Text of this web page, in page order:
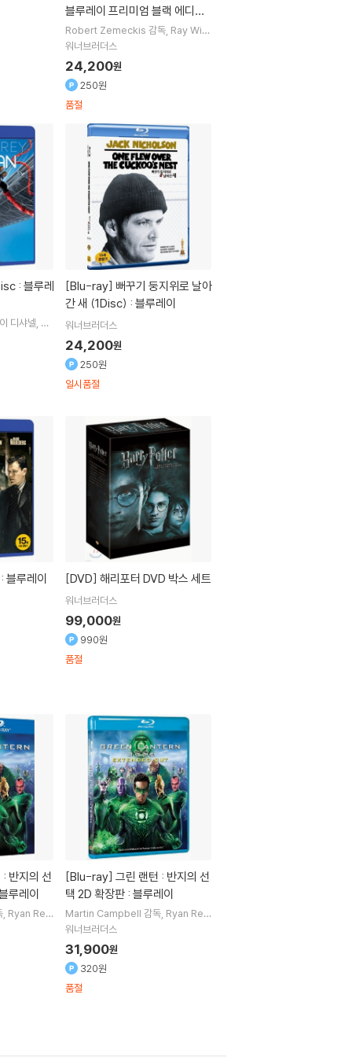
블루레이 프리미엄 블랙 에디션
시리즈(한정판)
Robert Zemeckis 감독 Ray Win
stone Angelina Jolie
워너브러더스
24,200원
250원
품절
디샤넬, 브
[Blu-ray]
간 새 (1Disc) : 블루레이
워너브러더스
24,200원
250원
일시품절
[DVD] 해리포터 DVD 박스 세트
워너브러더스
99,000원
990원
품절
루레이
Ryan Rey
[Blu-ray]
택 2D 확장판 : 블루레이
Martin Campbell 감독 Ryan Rey
nolds Blake Lively
워너브러더스
31,900원
320원
품절